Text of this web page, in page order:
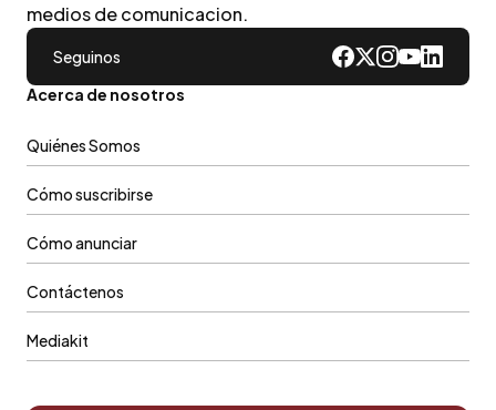
medios de comunicacion.
Seguinos
Acerca de nosotros
Quiénes Somos
Cómo suscribirse
Cómo anunciar
Contáctenos
Mediakit